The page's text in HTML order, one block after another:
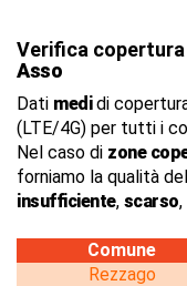
Verifica
Asso
Dati medidi
(LTE/4G) per tutti i
Nel caso di zone
forniamo la qualità
insufficiente, scarso,
Comune
Rezzago